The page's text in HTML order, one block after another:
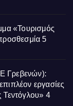
«Τουρισμός
5
Γρεβενών):
εργασίες
Τεντόγλου» 4